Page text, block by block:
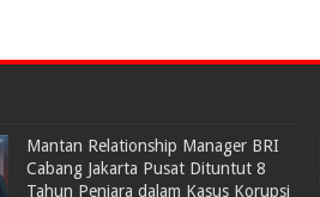
Mantan Relationship Manager BRI
Cabang Jakarta Pusat Dituntut 8
Tahun Penjara dalam Kasus Korupsi